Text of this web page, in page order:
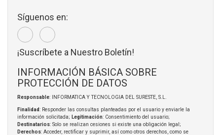
Síguenos en:
¡Suscríbete a Nuestro Boletín!
INFORMACIÓN BÁSICA SOBRE
PROTECCIÓN DE DATOS
Responsable: INFORMATICA Y TECNOLOGIA DEL SURESTE, S.L.
Finalidad: Responder las consultas planteadas por el usuario y enviarle la
información solicitada; Legitimación: Consentimiento del usuario;
Destinatarios: Solo se realizan cesiones si existe una obligación legal;
Derechos: Acceder, rectificar y suprimir, así como otros derechos, como se